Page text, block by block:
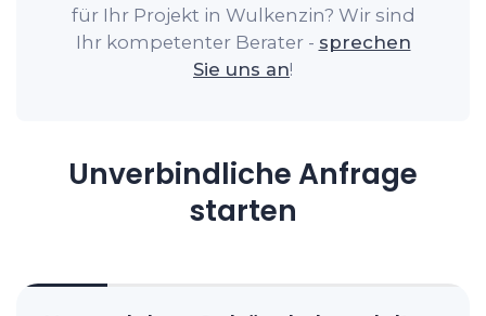
für Ihr Projekt in Wulkenzin? Wir sind
Ihr kompetenter Berater - sprechen
Sie uns an!
Unverbindliche Anfrage
starten